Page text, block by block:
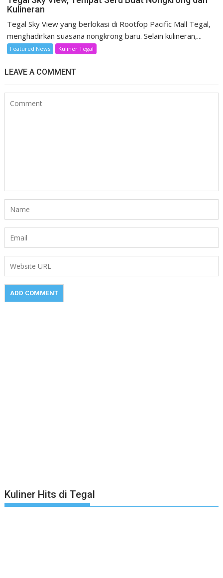
Kulineran
Tegal Sky View yang berlokasi di Rootfop Pacific Mall Tegal,
menghadirkan suasana nongkrong baru. Selain kulineran,...
Featured News Kuliner Tegal
LEAVE A COMMENT
Kuliner Hits di Tegal